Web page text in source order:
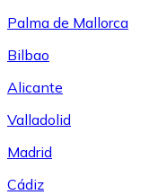
Palma de Mallorca
Bilbao
Alicante
Valladolid
Madrid
Cádiz